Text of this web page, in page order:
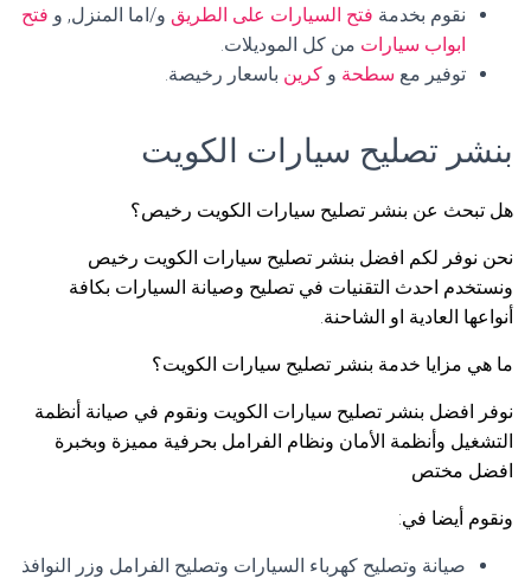
نقوم بخدمة فتح السيارات على الطريق و/اما المنزل, و فتح
ابواب سيارات من كل الموديلات.
توفير مع سطحة و كرين باسعار رخيصة.
بنشر تصليح سيارات الكويت
هل تبحث عن بنشر تصليح سيارات الكويت رخيص؟
نحن نوفر لكم افضل بنشر تصليح سيارات الكويت رخيص
ونستخدم احدث التقنيات في تصليح وصيانة السيارات بكافة
أنواعها العادية او الشاحنة.
ما هي مزايا خدمة بنشر تصليح سيارات الكويت؟
نوفر افضل بنشر تصليح سيارات الكويت ونقوم في صيانة أنظمة
التشغيل وأنظمة الأمان ونظام الفرامل بحرفية مميزة وبخبرة
افضل مختص
ونقوم أيضا في:
صيانة وتصليح كهرباء السيارات وتصليح الفرامل وزر النوافذ